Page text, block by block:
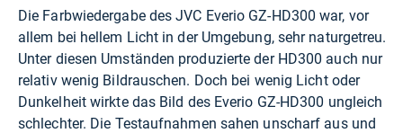
Die Farbwiedergabe des JVC Everio GZ-HD300 war, vor
allem bei hellem Licht in der Umgebung, sehr naturgetreu.
Unter diesen Umständen produzierte der HD300 auch nur
relativ wenig Bildrauschen. Doch bei wenig Licht oder
Dunkelheit wirkte das Bild des Everio GZ-HD300 ungleich
schlechter. Die Testaufnahmen sahen unscharf aus und